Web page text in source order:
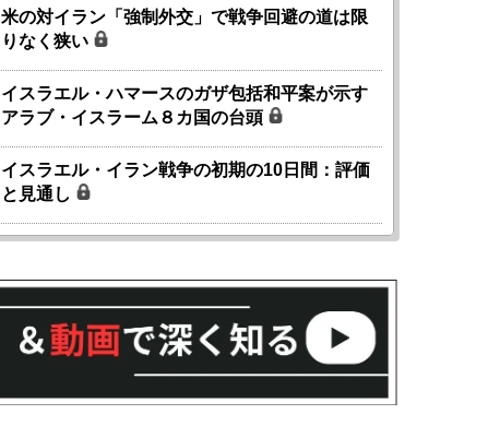
米の対イラン「強制外交」で戦争回避の道は限
りなく狭い
イスラエル・ハマースのガザ包括和平案が示す
アラブ・イスラーム８カ国の台頭
イスラエル・イラン戦争の初期の10日間：評価
と見通し